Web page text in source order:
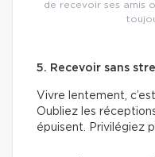
de recevoir ses amis
5. Recevoir sans
Vivre lentement,
Oubliez les
épuisent. Privilégiez